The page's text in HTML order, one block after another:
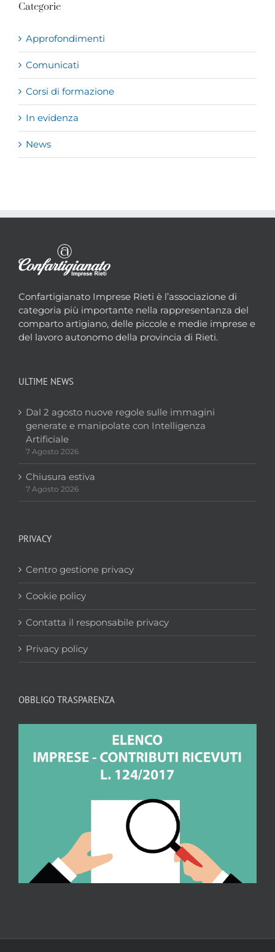
Categorie
Approfondimenti
Comunicati
Corsi di formazione
In evidenza
News
Confartigianato Imprese Rieti è l’associazione di
categoria più importante nella rappresentanza del
comparto artigiano, delle piccole e medie imprese e
del lavoro autonomo della provincia di Rieti.
ULTIME NEWS
Dal 2 agosto nuove regole sulle immagini
generate e manipolate con Intelligenza
Artificiale
7 Agosto 2026
Chiusura estiva
7 Agosto 2026
PRIVACY
Centro gestione privacy
Cookie policy
Contatta il responsabile privacy
Privacy policy
OBBLIGO TRASPARENZA